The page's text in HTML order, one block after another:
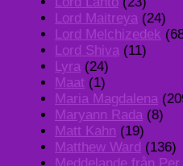
Lord Maitreya (24)
Lord Melchizedek
Lord Shiva (11)
Lyra (24)
Maat (1)
Maria Magdalena
Maryann Rada (8)
Matt Kahn (19)
Matthew Ward (136)